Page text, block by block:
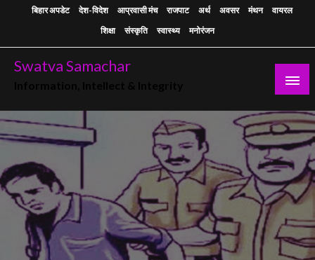
बिहार अपडेट देश-विदेश आप्रवासी मंच राजपाट अर्थ अवसर मंथन
वायरल
शिक्षा
संस्कृति स्वास्थ्य मनोरंजन
Swatva Samachar